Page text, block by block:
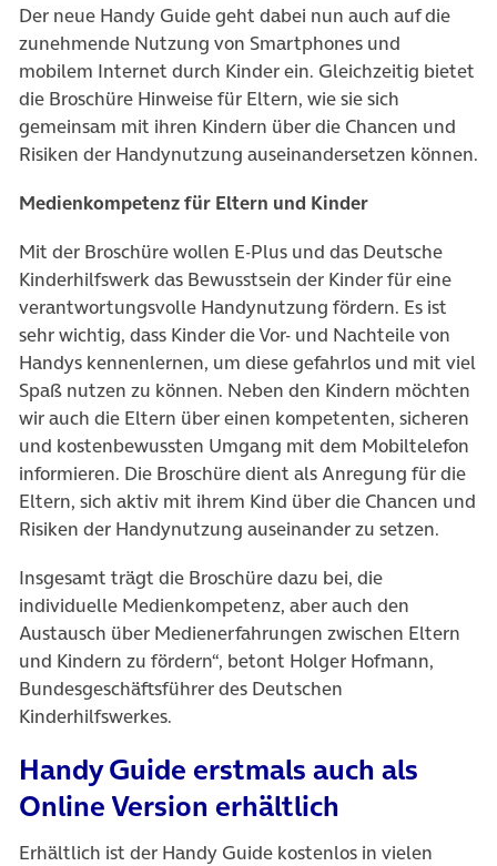
Der neue Handy Guide geht dabei nun auch auf die
zunehmende Nutzung von Smartphones und
mobilem Internet durch Kinder ein. Gleichzeitig bietet
die Broschüre Hinweise für Eltern, wie sie sich
gemeinsam mit ihren Kindern über die Chancen und
Risiken der Handynutzung auseinandersetzen können.
Medienkompetenz für Eltern und Kinder
Mit der Broschüre wollen E-Plus und das Deutsche
Kinderhilfswerk das Bewusstsein der Kinder für eine
verantwortungsvolle Handynutzung fördern. Es ist
sehr wichtig, dass Kinder die Vor- und Nachteile von
Handys kennenlernen, um diese gefahrlos und mit viel
Spaß nutzen zu können. Neben den Kindern möchten
wir auch die Eltern über einen kompetenten, sicheren
und kostenbewussten Umgang mit dem Mobiltelefon
informieren. Die Broschüre dient als Anregung für die
Eltern, sich aktiv mit ihrem Kind über die Chancen und
Risiken der Handynutzung auseinander zu setzen.
Insgesamt trägt die Broschüre dazu bei, die
individuelle Medienkompetenz, aber auch den
Austausch über Medienerfahrungen zwischen Eltern
und Kindern zu fördern“, betont Holger Hofmann,
Bundesgeschäftsführer des Deutschen
Kinderhilfswerkes.
Handy Guide erstmals auch als
Online Version erhältlich
Erhältlich ist der Handy Guide kostenlos in vielen